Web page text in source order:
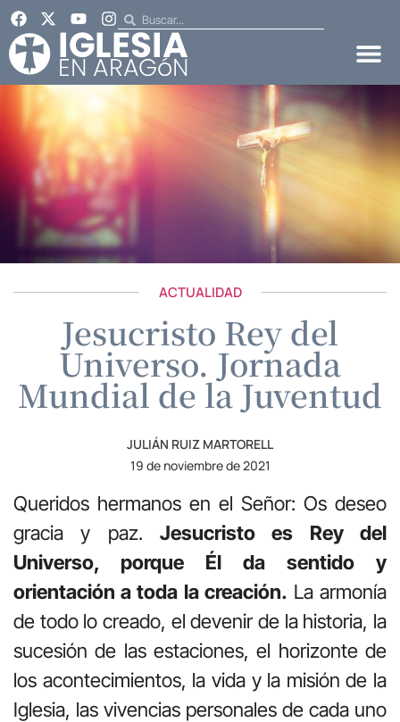
ACTUALIDAD
Jesucristo Rey del
Universo. Jornada
Mundial de la Juventud
JULIÁN RUIZ MARTORELL
19 de noviembre de 2021
Queridos hermanos en el Señor: Os deseo
gracia y paz. Jesucristo es Rey del
Universo, porque Él da sentido y
orientación a toda la creación. La armonía
de todo lo creado, el devenir de la historia, la
sucesión de las estaciones, el horizonte de
los acontecimientos, la vida y la misión de la
Iglesia, las vivencias personales de cada uno